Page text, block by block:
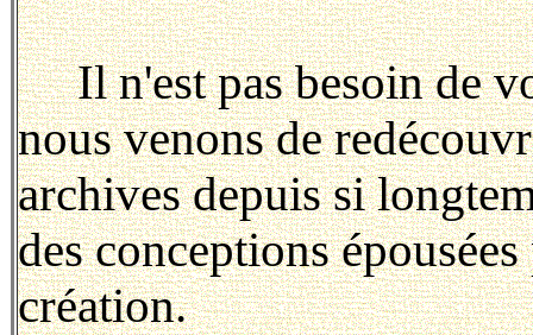
Il n'est pas besoin de
nous venons de
archives depuis si
des conceptions
création.